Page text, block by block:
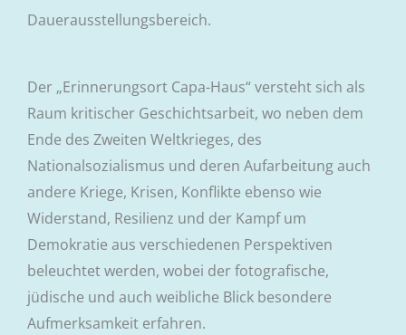
Dauerausstellungsbereich.
Der „Erinnerungsort Capa-Haus“ versteht sich als
Raum kritischer Geschichtsarbeit, wo neben dem
Ende des Zweiten Weltkrieges, des
Nationalsozialismus und deren Aufarbeitung auch
andere Kriege, Krisen, Konflikte ebenso wie
Widerstand, Resilienz und der Kampf um
Demokratie aus verschiedenen Perspektiven
beleuchtet werden, wobei der fotografische,
jüdische und auch weibliche Blick besondere
Aufmerksamkeit erfahren.